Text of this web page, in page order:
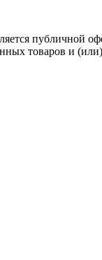
публичной
товаров и